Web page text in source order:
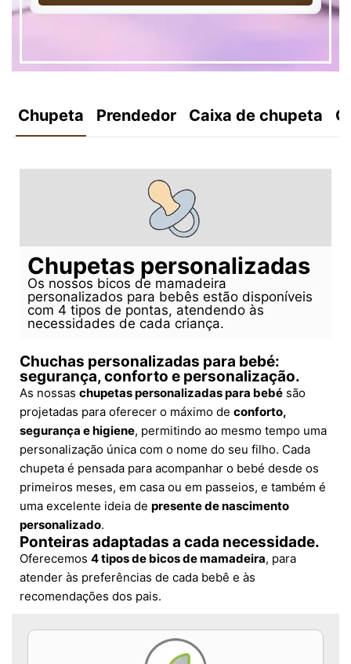
Chupeta Prendedor Caixa de chupeta
Chupetas personalizadas
Os nossos bicos de mamadeira
personalizados para bebês estão disponíveis
com 4 tipos de pontas, atendendo às
necessidades de cada criança.
Chuchas personalizadas para bebé:
segurança, conforto e personalização.
As nossas chupetas personalizadas para bebé são
projetadas para oferecer o máximo de conforto,
segurança e higiene, permitindo ao mesmo tempo uma
personalização única com o nome do seu filho. Cada
chupeta é pensada para acompanhar o bebé desde os
primeiros meses, em casa ou em passeios, e também é
uma excelente ideia de presente de nascimento
personalizado.
Ponteiras adaptadas a cada necessidade.
Oferecemos 4 tipos de bicos de mamadeira, para
atender às preferências de cada bebê e às
recomendações dos pais.